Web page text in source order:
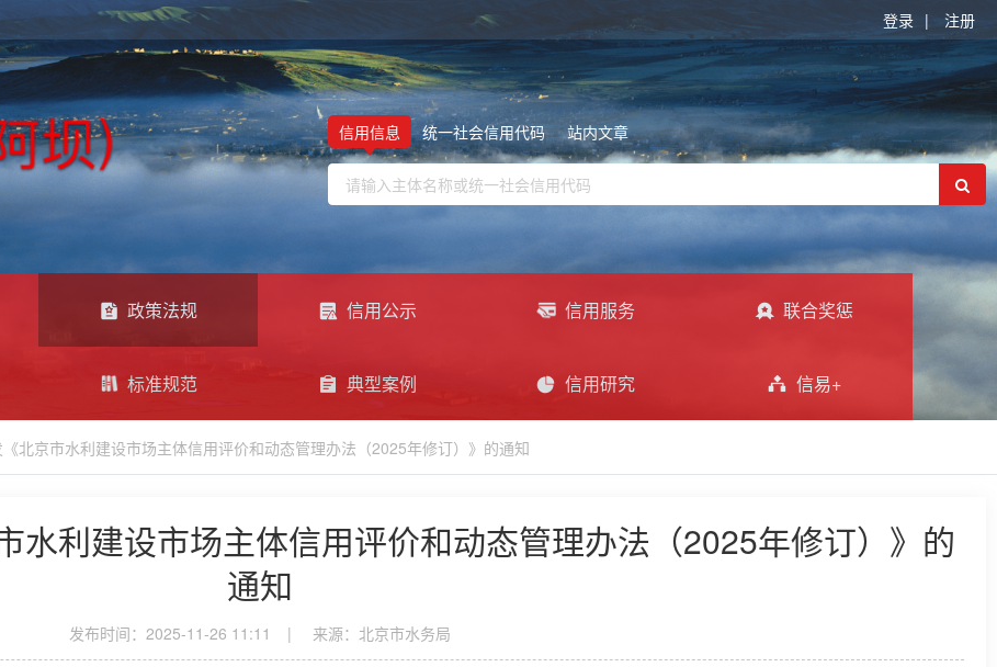
登录 | 注册
信用信息 统一社会信用代码 站内文章
政策法规 信用公示 信用服务 联合奖惩
标准规范 典型案例 信用研究 信易+
北京市水利建设市场主体信用评价和动态管理办法（2025年修订）》的通知
水利建设市场主体信用评价和动态管理办法（2025年修订）》的
通知
发布时间：2025-11-26 11:11 | 来源：北京市水务局